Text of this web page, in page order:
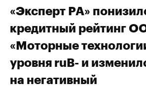
«Эксперт РА»
кредитный рейтинг
«Моторные
уровня ruB- и
на негативный